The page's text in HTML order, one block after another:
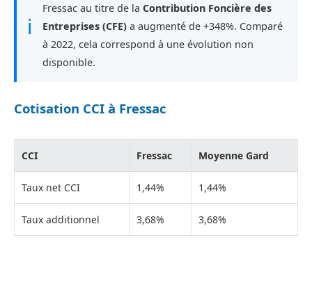
ℹ
Fressac au titre de la Contribution Foncière des
Entreprises (CFE) a augmenté de +348%. Comparé
à 2022, cela correspond à une évolution non
disponible.
Cotisation CCI à Fressac
CCI Fressac Moyenne Gard
Taux net CCI 1,44% 1,44%
Taux additionnel 3,68% 3,68%